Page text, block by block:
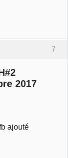
7
2017
ajouté